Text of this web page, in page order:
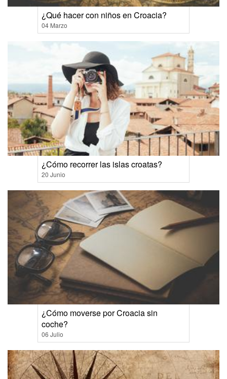
¿Qué hacer con niños en Croacia?
04 Marzo
¿Cómo recorrer las islas croatas?
20 Junio
¿Cómo moverse por Croacia sin
coche?
06 Julio